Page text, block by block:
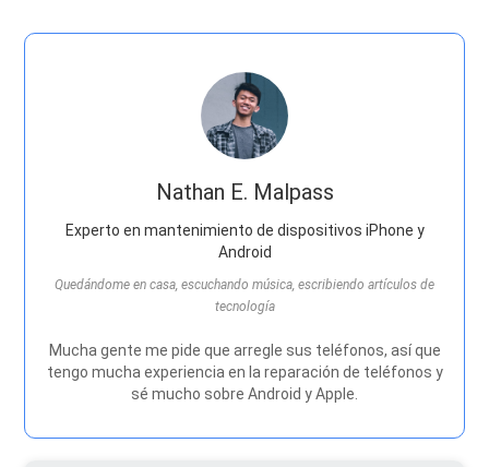
Nathan E. Malpass
Experto en mantenimiento de dispositivos iPhone y
Android
Quedándome en casa, escuchando música, escribiendo artículos de
tecnología
Mucha gente me pide que arregle sus teléfonos, así que
tengo mucha experiencia en la reparación de teléfonos y
sé mucho sobre Android y Apple.